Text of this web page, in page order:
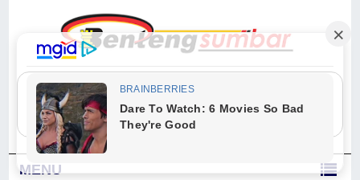
"Sesungguhnya Allah dan para malaikat-Nya berselawat untuk Nabi.
Wahai orang-orang yang beriman, berselawatlah kamu untuk Nabi dan
ucapkanlah salam dengan penuh penghormatan kepadanya." (Qs. Al
Ahzab Ayat 56)
MENU